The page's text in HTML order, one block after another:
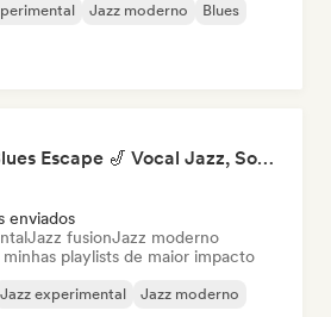
Jazz moderno
Blues
Jazz & Blues Escape 🎷 Vocal Jazz, Soul Blues & Classic Standards
enviados
Jazz fusionJazz moderno
playlists de maior impacto
Jazz experimental Jazz moderno